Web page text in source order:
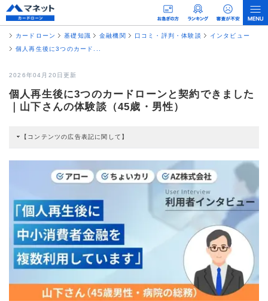
カードローン 基礎知識 金融機関 口コミ・評判・体験談
インタビュー
個人再生後に3つのカード...
2026年04月20日更新
個人再生後に3つのカードローンと契約できました
｜山下さんの体験談（45歳・男性）
【コンテンツの広告表記に関して】
すると弊社に対して企業から紹介報酬が支払われるという収益モデルです。 た
だし、特定の商品を根拠なくPRするものではなく、当編集部の調査／ユーザー
への口コミ収集などに基づき、公平性を担保した情報提供を行っています。